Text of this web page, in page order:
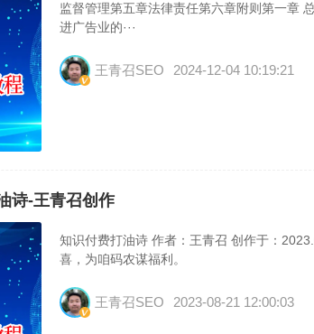
监督管理第五章法律责任第六章附则第一章
进广告业的···
王青召SEO 2024-12-04 10:19:21
诗-王青召创作
知识付费打油诗 作者：王青召 创作于：
喜，为咱码农谋福利。
王青召SEO 2023-08-21 12:00:03